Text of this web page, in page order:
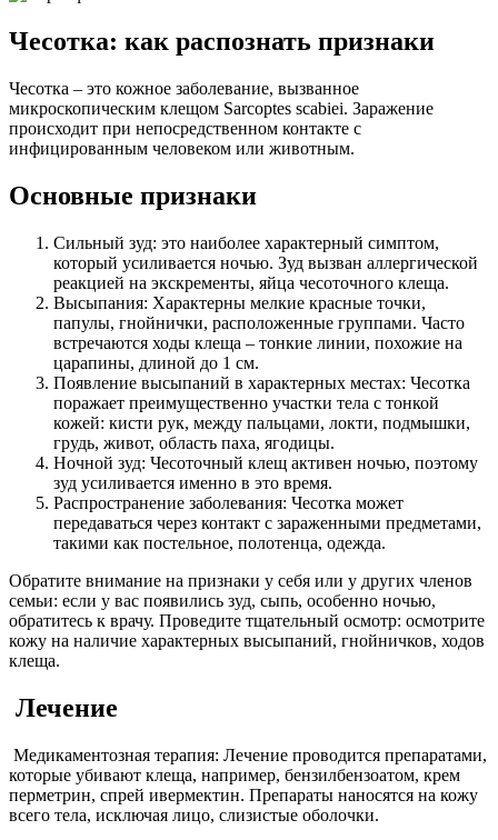
Чесотка: как распознать признаки
Чесотка – это кожное заболевание, вызванное
микроскопическим клещом Sarcoptes scabiei. Заражение
происходит при непосредственном контакте с
инфицированным человеком или животным.
Основные признаки
Сильный зуд: это наиболее характерный симптом,
который усиливается ночью. Зуд вызван аллергической
реакцией на экскременты, яйца чесоточного клеща.
Высыпания: Характерны мелкие красные точки,
папулы, гнойнички, расположенные группами. Часто
встречаются ходы клеща – тонкие линии, похожие на
царапины, длиной до 1 см.
Появление высыпаний в характерных местах: Чесотка
поражает преимущественно участки тела с тонкой
кожей: кисти рук, между пальцами, локти, подмышки,
грудь, живот, область паха, ягодицы.
Ночной зуд: Чесоточный клещ активен ночью, поэтому
зуд усиливается именно в это время.
Распространение заболевания: Чесотка может
передаваться через контакт с зараженными предметами,
такими как постельное, полотенца, одежда.
Обратите внимание на признаки у себя или у других членов
семьи: если у вас появились зуд, сыпь, особенно ночью,
обратитесь к врачу. Проведите тщательный осмотр: осмотрите
кожу на наличие характерных высыпаний, гнойничков, ходов
клеща.
Лечение
Медикаментозная терапия: Лечение проводится препаратами,
которые убивают клеща, например, бензилбензоатом, крем
перметрин, спрей ивермектин. Препараты наносятся на кожу
всего тела, исключая лицо, слизистые оболочки.